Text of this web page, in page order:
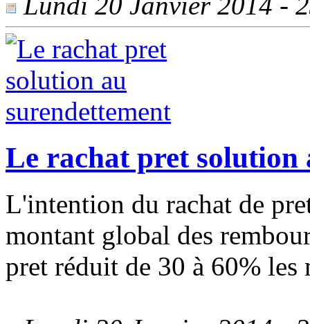
Le rachat pret solution
L'intention du rachat de
montant global des
pret réduit de 30 à 60% les